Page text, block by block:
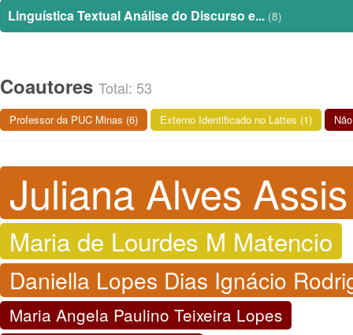
Linguística Textual Análise do Discurso e... (8)
Coautores Total: 53
Professor da PUC Minas (6) Externo Identificado no Lattes (1)
Juliana Alves Assis
Maria de Lourdes M Matencio
Daniella Lopes Dias Ignácio
Maria Angela Paulino Teixeira Lopes